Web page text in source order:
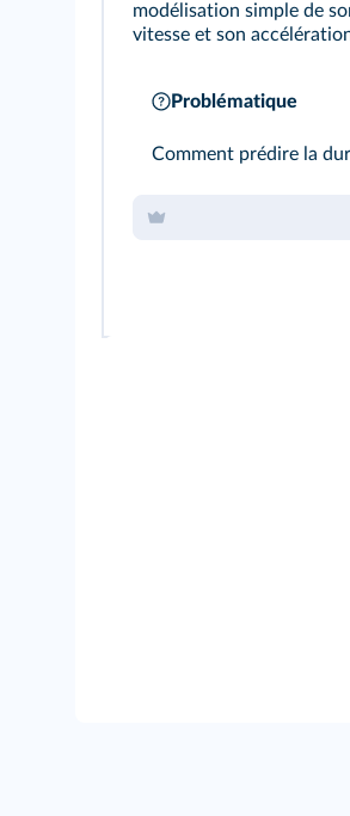
modélisation simple de
vitesse et son
Problématique
Comment prédire la